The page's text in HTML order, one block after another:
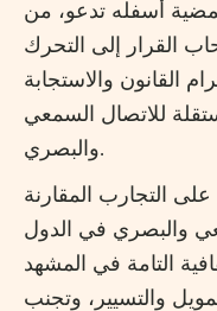
أسفله تدعو، من
القرار إلى التحرك
القانون والاستجابة
للاتصال السمعي
والبصري.
على التجارب المقارنة
والبصري في الدول
التامة في المشهد
والتسيير، وتجنب